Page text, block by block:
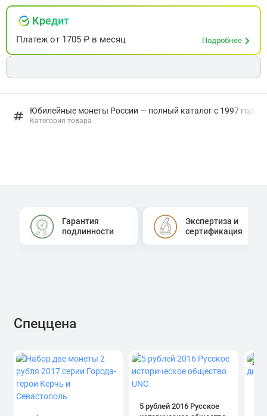
Юбилейные монеты России — полный каталог с 1997 года:
Категория товара
Кредит
Платежот 1705 ₽ в месяц Подробнее
Гарантия
подлинности
Экспертиза и
сертификация
Спеццена
5 рублей 2016 Русское
4.0